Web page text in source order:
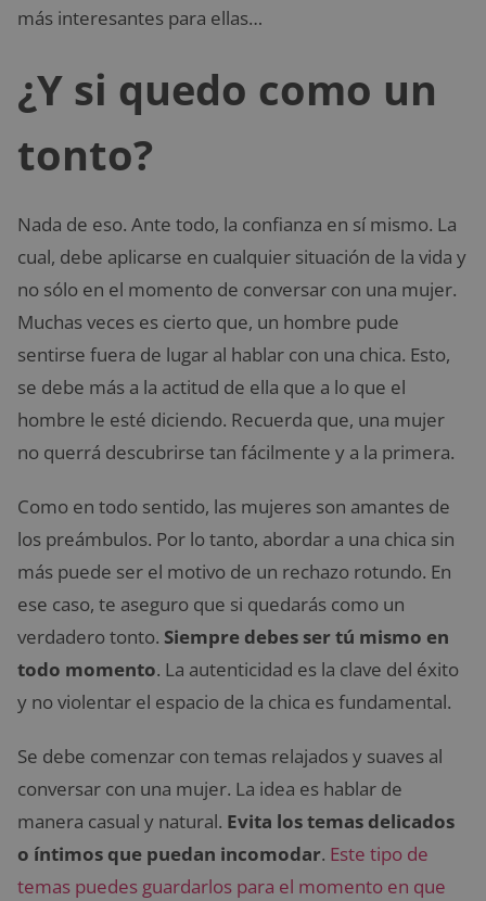
más interesantes para ellas…
¿Y si quedo como un
tonto?
Nada de eso. Ante todo, la confianza en sí mismo. La
cual, debe aplicarse en cualquier situación de la vida y
no sólo en el momento de conversar con una mujer.
Muchas veces es cierto que, un hombre pude
sentirse fuera de lugar al hablar con una chica. Esto,
se debe más a la actitud de ella que a lo que el
hombre le esté diciendo. Recuerda que, una mujer
no querrá descubrirse tan fácilmente y a la primera.
Como en todo sentido, las mujeres son amantes de
los preámbulos. Por lo tanto, abordar a una chica sin
más puede ser el motivo de un rechazo rotundo. En
ese caso, te aseguro que si quedarás como un
verdadero tonto. Siempre debes ser tú mismo en
todo momento. La autenticidad es la clave del éxito
y no violentar el espacio de la chica es fundamental.
Se debe comenzar con temas relajados y suaves al
conversar con una mujer. La idea es hablar de
manera casual y natural. Evita los temas delicados
o íntimos que puedan incomodar. Este tipo de
temas puedes guardarlos para el momento en que